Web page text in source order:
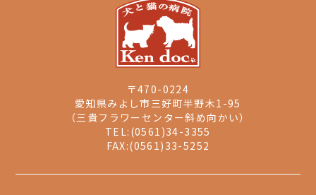
〒470-0224
愛知県みよし市三好町半野木1-95
（三貴フラワーセンター斜め向かい）
TEL:(0561)34-3355
FAX:(0561)33-5252